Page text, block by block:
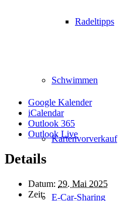
Radeltipps
Schwimmen
Kartenvorverkauf
E-Car-Sharing
Google Kalender
iCalendar
Outlook 365
Outlook Live
Details
Datum: 29. Mai 2025
Zeit: